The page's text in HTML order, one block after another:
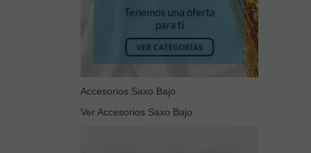
Accesorios Saxo Bajo
Ver Accesorios Saxo Bajo